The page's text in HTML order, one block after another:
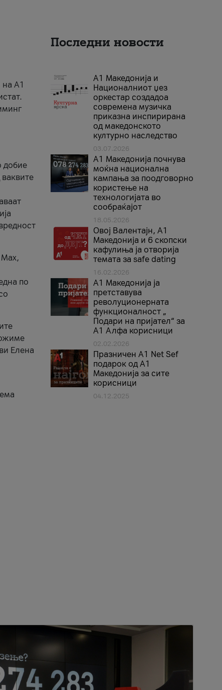
A1
добие
по
Елена
Последни новости
А1 Македонија и
Националниот џез
оркестар создадоа
современа музичка
приказна инспирирана
од македонското
културно наследство
03.07.2026
A1 Македонија почнува
моќна национална
кампања за поодговорно
користење на
технологијата во
сообраќајот
18.05.2026
Овој Валентајн, A1
Македонија и 6 скопски
кафулиња ја отворија
темата за safe dating
16.02.2026
А1 Македонија ја
претставува
револуционерната
функционалност „
Подари на пријател“ за
А1 Алфа корисници
02.02.2026
Празничен A1 Net Sеf
подарок од А1
Македонија за сите
корисници
04.12.2025